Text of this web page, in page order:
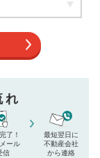
れ
了！
ール
信
最短翌日に
不動産会社
から連絡